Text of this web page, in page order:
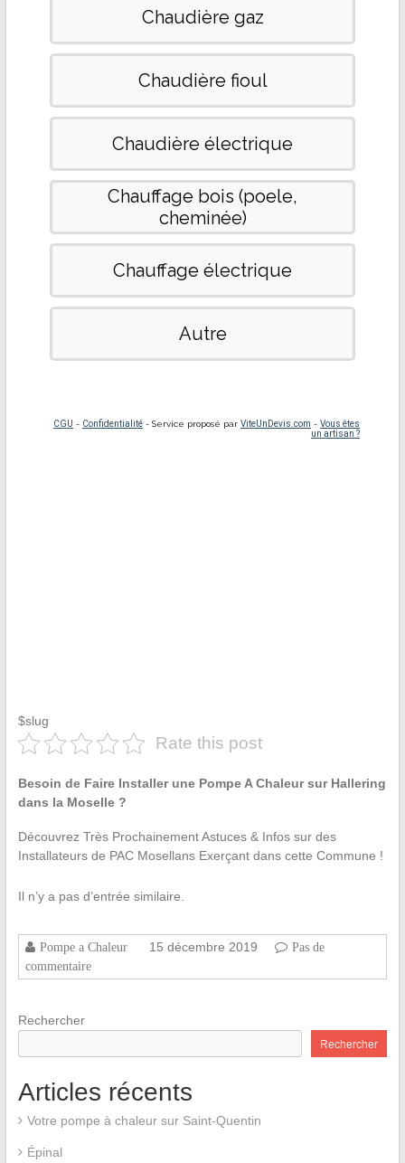
$slug
Rate this post
Besoin de Faire Installer une Pompe A Chaleur sur Hallering
dans la Moselle ?
Découvrez Très Prochainement Astuces & Infos sur des
Installateurs de PAC Mosellans Exerçant dans cette Commune !
Il n’y a pas d’entrée similaire.
Pompe a Chaleur 15 décembre 2019
Pas de
commentaire
Rechercher
Rechercher
Articles récents
Votre pompe à chaleur sur Saint-Quentin
Épinal